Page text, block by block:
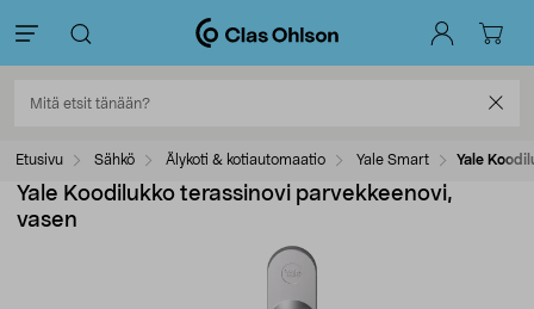
Etusivu Sähkö Älykoti & kotiautomaatio Yale Smart Yale
Yale Koodilukko terassinovi parvekkeenovi,
vasen